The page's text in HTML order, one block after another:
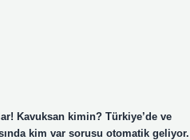
Kavuksan kimin? Türkiye’de ve
kim var sorusu otomatik geliyor.